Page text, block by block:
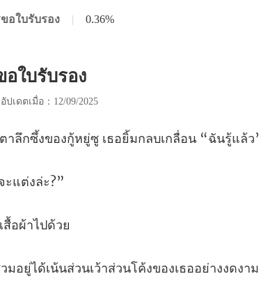
อใบรับรอง | 0.36%
ใบรับรอง
อัปเดตเมื่อ：12/09/2025
้งของกู้หยู่ซู เธอยิ้ม
สื้อ
วนเว้าส่วนโค้งของเธออย่างงดงาม